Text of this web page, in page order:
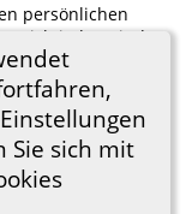
Sie sich mit
persönlichen
ich jederzeit den
zu löschen.
Sitebuilding